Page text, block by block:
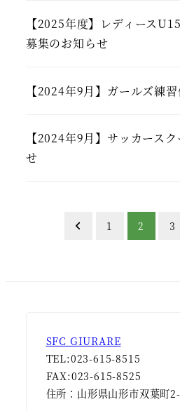
【2025年度】レディース
募集のお知らせ
【2024年9月】ガールズ練
【2024年9月】サッカース
せ
1 2 3
SFC GIURARE
TEL:023-615-8515
FAX:023-615-8525
住所：山形県山形市双葉町